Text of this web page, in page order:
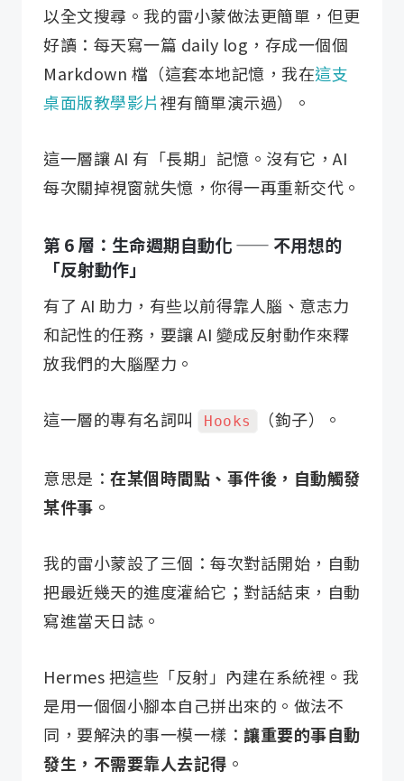
以全文搜尋。我的雷小蒙做法更簡單，但更
好讀：每天寫一篇 daily log，存成一個個
Markdown 檔（這套本地記憶，我在這支
桌面版教學影片裡有簡單演示過）。
這一層讓 AI 有「長期」記憶。沒有它，AI
每次關掉視窗就失憶，你得一再重新交代。
第 6 層：生命週期自動化 —— 不用想的
「反射動作」
有了 AI 助力，有些以前得靠人腦、意志力
和記性的任務，要讓 AI 變成反射動作來釋
放我們的大腦壓力。
這一層的專有名詞叫 Hooks （鉤子）。
意思是： 在某個時間點、事件後，自動觸發
某件事 。
我的雷小蒙設了三個：每次對話開始，自動
把最近幾天的進度灌給它；對話結束，自動
寫進當天日誌。
Hermes 把這些「反射」內建在系統裡。我
是用一個個小腳本自己拼出來的。做法不
同，要解決的事一模一樣： 讓重要的事自動
發生，不需要靠人去記得 。